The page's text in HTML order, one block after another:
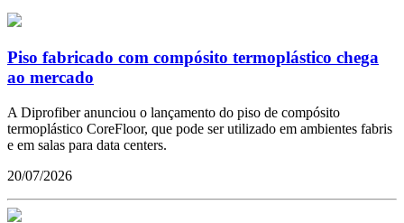
Piso fabricado com compósito termoplástico chega
ao mercado
A Diprofiber anunciou o lançamento do piso de compósito
termoplástico CoreFloor, que pode ser utilizado em ambientes fabris
e em salas para data centers.
20/07/2026